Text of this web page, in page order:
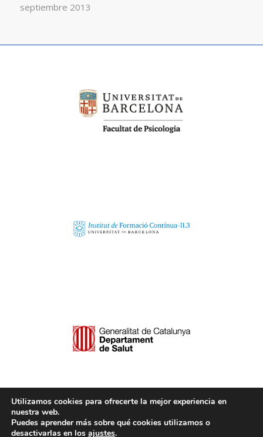
septiembre 2013
© Copyright - Máster en drogodependencias | Diseño web:
Utilizamos cookies para ofrecerte la mejor experiencia en
nuestra web.
Puedes aprender más sobre qué cookies utilizamos o
desactivarlas en los ajustes.